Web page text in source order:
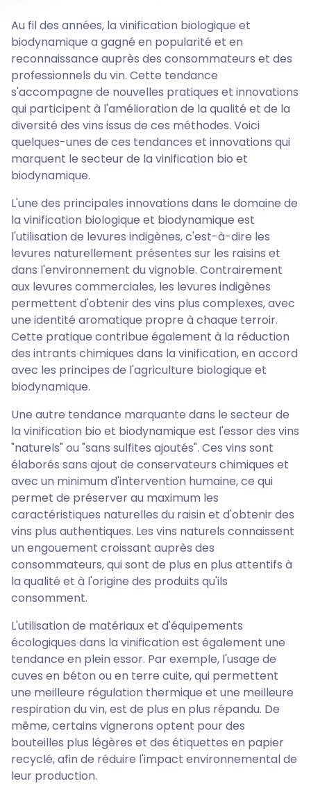
Au fil des années, la vinification biologique et
biodynamique a gagné en popularité et en
reconnaissance auprès des consommateurs et des
professionnels du vin. Cette tendance
s'accompagne de nouvelles pratiques et innovations
qui participent à l'amélioration de la qualité et de la
diversité des vins issus de ces méthodes. Voici
quelques-unes de ces tendances et innovations qui
marquent le secteur de la vinification bio et
biodynamique.
L'une des principales innovations dans le domaine de
la vinification biologique et biodynamique est
l'utilisation de levures indigènes, c'est-à-dire les
levures naturellement présentes sur les raisins et
dans l'environnement du vignoble. Contrairement
aux levures commerciales, les levures indigènes
permettent d'obtenir des vins plus complexes, avec
une identité aromatique propre à chaque terroir.
Cette pratique contribue également à la réduction
des intrants chimiques dans la vinification, en accord
avec les principes de l'agriculture biologique et
biodynamique.
Une autre tendance marquante dans le secteur de
la vinification bio et biodynamique est l'essor des vins
"naturels" ou "sans sulfites ajoutés". Ces vins sont
élaborés sans ajout de conservateurs chimiques et
avec un minimum d'intervention humaine, ce qui
permet de préserver au maximum les
caractéristiques naturelles du raisin et d'obtenir des
vins plus authentiques. Les vins naturels connaissent
un engouement croissant auprès des
consommateurs, qui sont de plus en plus attentifs à
la qualité et à l'origine des produits qu'ils
consomment.
L'utilisation de matériaux et d'équipements
écologiques dans la vinification est également une
tendance en plein essor. Par exemple, l'usage de
cuves en béton ou en terre cuite, qui permettent
une meilleure régulation thermique et une meilleure
respiration du vin, est de plus en plus répandu. De
même, certains vignerons optent pour des
bouteilles plus légères et des étiquettes en papier
recyclé, afin de réduire l'impact environnemental de
leur production.